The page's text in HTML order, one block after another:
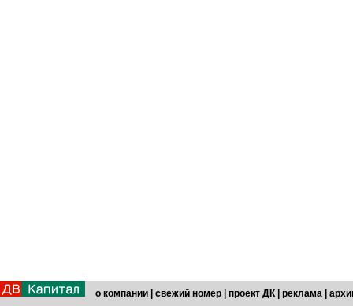
о компании свежий номер проект ДК реклама